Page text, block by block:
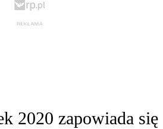
2020 zapowiada się